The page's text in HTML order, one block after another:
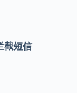
截短信